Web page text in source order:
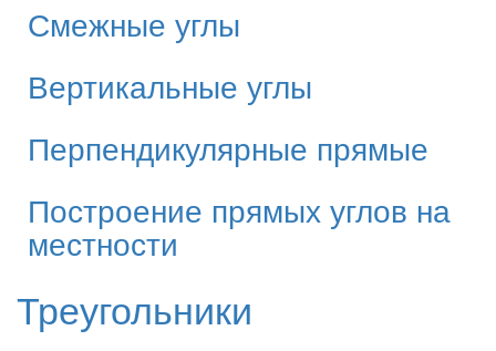
Смежные углы
Вертикальные углы
Перпендикулярные прямые
Построение прямых углов на
местности
Треугольники